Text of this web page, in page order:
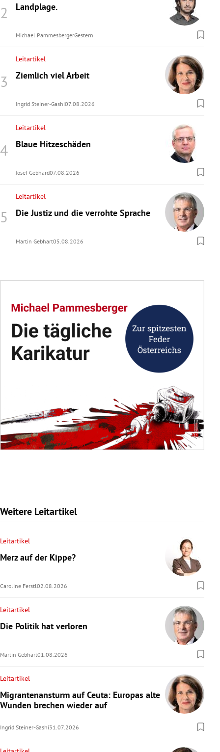
Landplage.
Michael PammesbergerGestern
Leitartikel
Ziemlich viel Arbeit
Ingrid Steiner-Gashi07.08.2026
Leitartikel
Blaue Hitzeschäden
Josef Gebhard07.08.2026
Leitartikel
Die Justiz und die verrohte Sprache
Martin Gebhart05.08.2026
Weitere Leitartikel
Leitartikel
Merz auf der Kippe?
Caroline Ferstl02.08.2026
Leitartikel
Die Politik hat verloren
Martin Gebhart01.08.2026
Leitartikel
Migrantenansturm auf Ceuta: Europas alte
Wunden brechen wieder auf
Ingrid Steiner-Gashi31.07.2026